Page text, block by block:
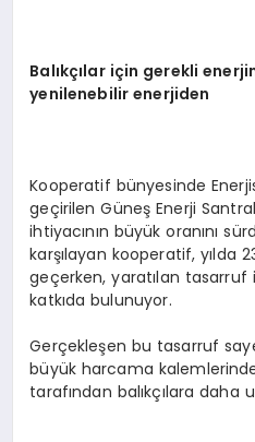
Balıkçılar için gerekli
yenilenebilir enerjiden
Kooperatif bünyesinde
geçirilen Güneş Enerji
ihtiyacının büyük oranını
karşılayan kooperatif, yılda
geçerken, yaratılan tasarruf
katkıda bulunuyor.
Gerçekleşen bu tasarruf
büyük harcama
tarafından balıkçılara daha